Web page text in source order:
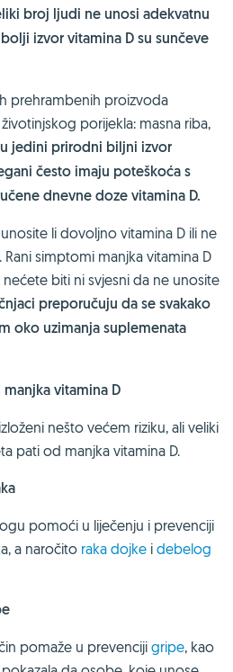
broj ljudi ne unosi adekvatnu
izvor vitamina D su sunčeve
prehrambenih proizvoda
porijekla: masna riba,
jedini prirodni biljni izvor
često imaju poteškoća s
dnevne doze vitamina D.
li dovoljno vitamina D ili ne
simptomi manjka vitamina D
biti ni svjesni da ne unosite
preporučuju da se svakako
oko uzimanja suplemenata
vitamina D
nešto većem riziku, ali veliki
pati od manjka vitamina D.
pomoći u liječenju i prevenciji
a naročito raka dojke i debelog
pomaže u prevenciji gripe, kao